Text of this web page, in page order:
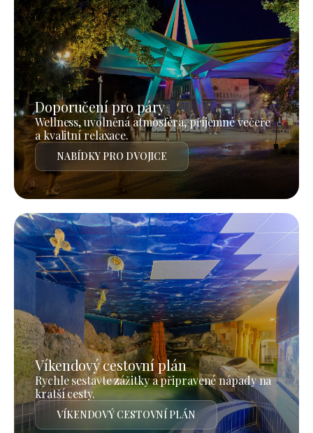
Doporučení pro páry
Wellness, uvolněná atmosféra, příjemné večeře
a kvalitní relaxace.
NABÍDKY PRO DVOJICE
Víkendový cestovní plán
Rychle sestavte zážitky a připravené nápady na
kratší cesty.
VÍKENDOVÝ CESTOVNÍ PLÁN